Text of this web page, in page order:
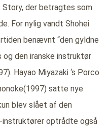
Story, der betragtes som
For nylig vandt Shohei
benævnt “den gyldne
og den iranske instruktør
Hayao Miyazaki ‘s Porco
satte nye
blev slået af den
instruktører optrådte også